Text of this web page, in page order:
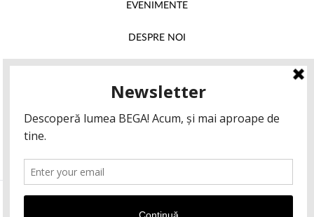
EVENIMENTE
DESPRE NOI
INSTAGRAM
FACEBOOK
© 2026 BEGA Timișoara. Toate drepturile rezervate.